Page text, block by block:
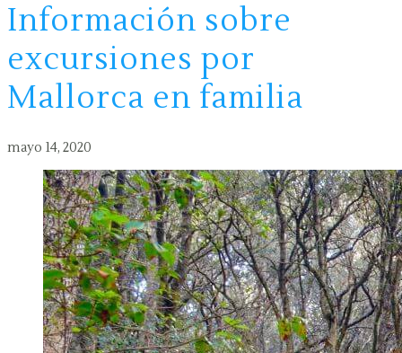
Información sobre
excursiones por
Mallorca en familia
mayo 14, 2020